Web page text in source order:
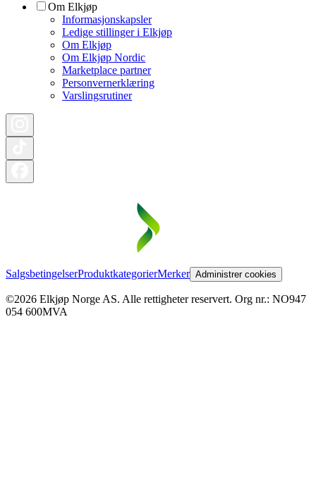
Om Elkjøp
Informasjonskapsler
Ledige stillinger i Elkjøp
Om Elkjøp
Om Elkjøp Nordic
Marketplace partner
Personvernerklæring
Varslingsrutiner
SalgsbetingelserProduktkategorierMerker Administrer cookies
©2026 Elkjøp Norge AS. Alle rettigheter reservert. Org nr.: NO947
054 600MVA